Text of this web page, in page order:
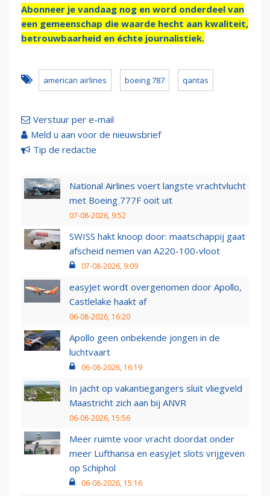
Abonneer je vandaag nog en word onderdeel van
een gemeenschap die waarde hecht aan kwaliteit,
betrouwbaarheid en échte journalistiek.
american airlines boeing 787 qantas
Verstuur per e-mail
Meld u aan voor de nieuwsbrief
Tip de redactie
National Airlines voert langste vrachtvlucht
met Boeing 777F ooit uit
07-08-2026, 9:52
SWISS hakt knoop door: maatschappij gaat
afscheid nemen van A220-100-vloot
07-08-2026, 9:09
easyJet wordt overgenomen door Apollo,
Castlelake haakt af
06-08-2026, 16:20
Apollo geen onbekende jongen in de
luchtvaart
06-08-2026, 16:19
In jacht op vakantiegangers sluit vliegveld
Maastricht zich aan bij ANVR
06-08-2026, 15:56
Meer ruimte voor vracht doordat onder
meer Lufthansa en easyJet slots vrijgeven
op Schiphol
06-08-2026, 15:16